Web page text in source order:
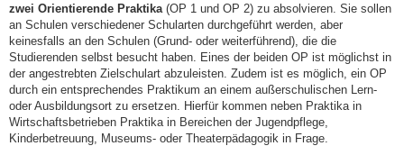
zwei Orientierende Praktika (OP 1 und OP 2) zu absolvieren. Sie sollen
an Schulen verschiedener Schularten durchgeführt werden, aber
keinesfalls an den Schulen (Grund- oder weiterführend), die die
Studierenden selbst besucht haben. Eines der beiden OP ist möglichst in
der angestrebten Zielschulart abzuleisten. Zudem ist es möglich, ein OP
durch ein entsprechendes Praktikum an einem außerschulischen Lern-
oder Ausbildungsort zu ersetzen. Hierfür kommen neben Praktika in
Wirtschaftsbetrieben Praktika in Bereichen der Jugendpflege,
Kinderbetreuung, Museums- oder Theaterpädagogik in Frage.